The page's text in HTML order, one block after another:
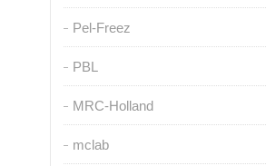
Pel-Freez
PBL
MRC-Holland
mclab